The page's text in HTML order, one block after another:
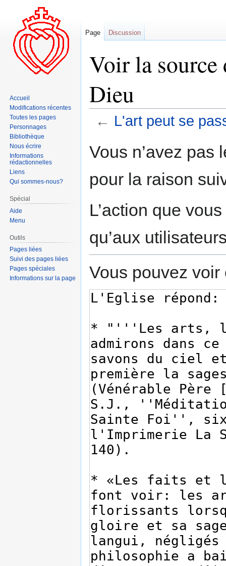
Voir la source
Dieu
← L'art peut se
à
navigation
à
recherche
Vous n’avez pas
pour la raison
L’action que
qu’aux
Vous pouvez
Page Discussion
Accueil
Modifications récentes
Toutes les pages
Personnages
Bibliothèque
Nous écrire
Informations
rédactionnelles
Liens
Qui sommes-nous?
Spécial
Aide
Menu
Outils
Pages liées
Suivi des pages liées
Pages spéciales
Informations sur la page